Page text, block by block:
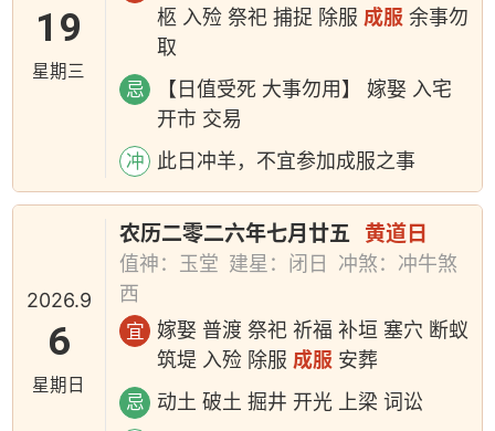
19
星期三
柩 入殓 祭祀 捕捉 除服 成服 余事勿
取
忌
【日值受死 大事勿用】 嫁娶 入宅
开市 交易
冲 此日冲羊，不宜参加成服之事
2026.9
6
星期日
农历二零二六年七月廿五 黄道日
值神：玉堂 建星：闭日
冲煞：冲牛煞
西
宜
嫁娶 普渡 祭祀 祈福 补垣 塞穴 断蚁
筑堤 入殓 除服成服 安葬
忌 动土 破土 掘井 开光 上梁 词讼